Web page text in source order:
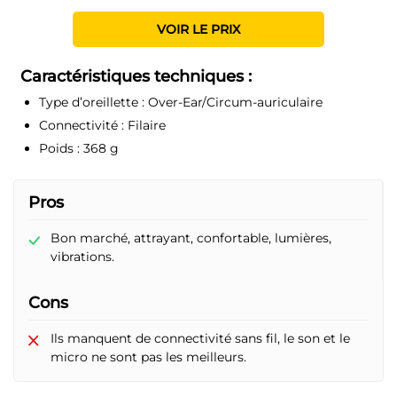
VOIR LE PRIX
Caractéristiques techniques :
Type d’oreillette : Over-Ear/Circum-auriculaire
Connectivité : Filaire
Poids : 368 g
Pros
Bon marché, attrayant, confortable, lumières,
vibrations.
Cons
Ils manquent de connectivité sans fil, le son et le
micro ne sont pas les meilleurs.